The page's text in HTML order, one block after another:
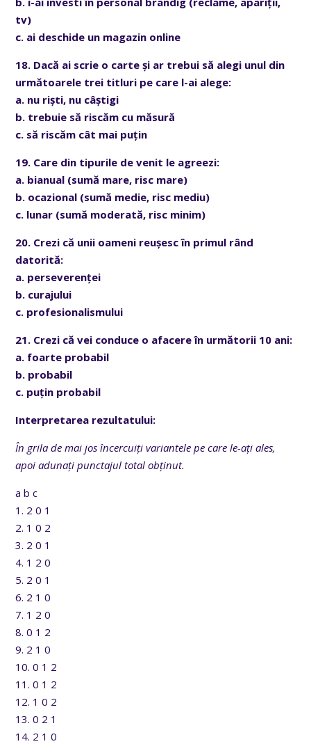
tv)
c. ai deschide un magazin online
18. Dacă ai scrie o carte și ar trebui să alegi unul din
următoarele trei titluri pe care l-ai alege:
a. nu riști, nu câștigi
b. trebuie să riscăm cu măsură
c. să riscăm cât mai puțin
19. Care din tipurile de venit le agreezi:
a. bianual (sumă mare, risc mare)
b. ocazional (sumă medie, risc mediu)
c. lunar (sumă moderată, risc minim)
20. Crezi că unii oameni reușesc în primul rând
datorită:
a. perseverenței
b. curajului
c. profesionalismului
21. Crezi că vei conduce o afacere în următorii 10 ani:
a. foarte probabil
b. probabil
c. puțin probabil
Interpretarea rezultatului:
În grila de mai jos încercuiți variantele pe care le-ați ales,
apoi adunați punctajul total obținut.
a b c
1. 2 0 1
2. 1 0 2
3. 2 0 1
4. 1 2 0
5. 2 0 1
6. 2 1 0
7. 1 2 0
8. 0 1 2
9. 2 1 0
10. 0 1 2
11. 0 1 2
12. 1 0 2
13. 0 2 1
14. 2 1 0